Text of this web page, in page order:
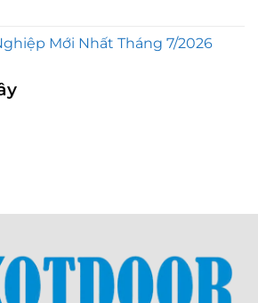
Mới Nhất Tháng 7/2026